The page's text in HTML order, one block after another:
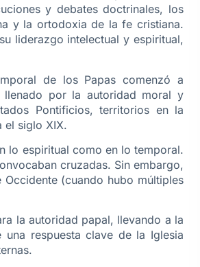
y debates doctrinales, los
y la ortodoxia de la fe cristiana.
liderazgo intelectual y espiritual,
de los Papas comenzó a
por la autoridad moral y
Pontificios, territorios en la
el siglo XIX.
lo espiritual como en lo temporal.
cruzadas. Sin embargo,
(cuando hubo múltiples
la autoridad papal, llevando a la
respuesta clave de la Iglesia